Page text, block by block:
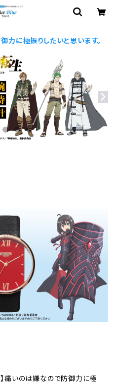
力に極振りしたいと思います。
痛いのは嫌なので防御力に極